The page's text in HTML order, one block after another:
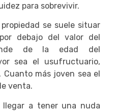
para sobrevivir.
se suele situar
debajo del valor del
de la edad del
sea el usufructuario,
más joven sea el
venta.
llegar a tener una nuda